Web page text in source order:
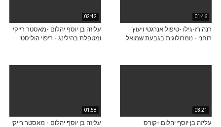
01:46
רנה רז-גילו -טיפול אנרגטי ויעוץ
רוחני - נומרולוגית בגבעת שמואל
02:42
עליזה בן יוסף יהלום -מאסטר רייקי
ומטפלת בהילינג - ריפוי הוליסטי
03:21
עליזה בן יוסף יהלום -קורס
01:58
עליזה בן יוסף יהלום - מאסטר רייקי